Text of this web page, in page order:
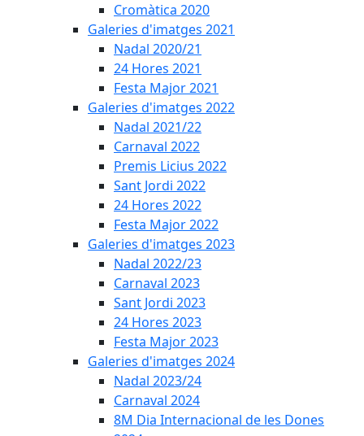
Cromàtica 2020
Galeries d'imatges 2021
Nadal 2020/21
24 Hores 2021
Festa Major 2021
Galeries d'imatges 2022
Nadal 2021/22
Carnaval 2022
Premis Licius 2022
Sant Jordi 2022
24 Hores 2022
Festa Major 2022
Galeries d'imatges 2023
Nadal 2022/23
Carnaval 2023
Sant Jordi 2023
24 Hores 2023
Festa Major 2023
Galeries d'imatges 2024
Nadal 2023/24
Carnaval 2024
8M Dia Internacional de les Dones